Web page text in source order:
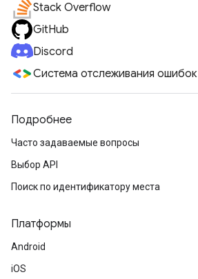
Stack Overflow
GitHub
Discord
Система отслеживания ошибок
Подробнее
Часто задаваемые вопросы
Выбор API
Поиск по идентификатору места
Платформы
Android
iOS